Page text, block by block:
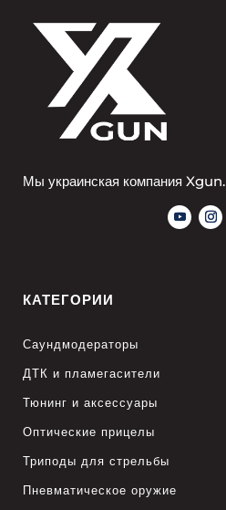
Мы украинская компания Xgun.
КАТЕГОРИИ
Саундмодераторы
ДТК и пламегасители
Тюнинг и аксессуары
Оптические прицелы
Триподы для стрельбы
Пневматическое оружие